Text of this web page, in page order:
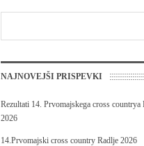
NAJNOVEJŠI PRISPEVKI
Rezultati 14. Prvomajskega cross countrya
2026
14.Prvomajski cross country Radlje 2026